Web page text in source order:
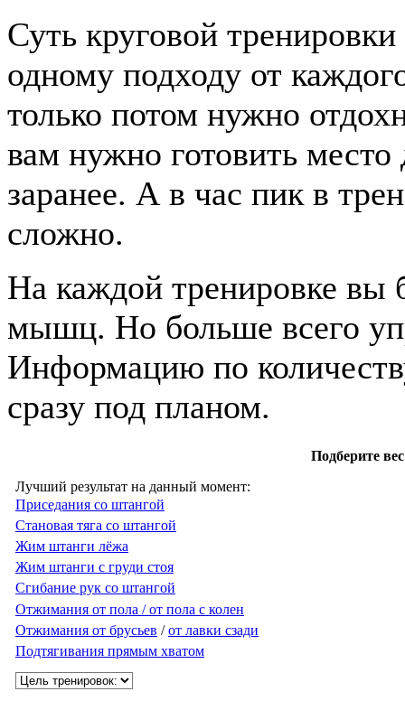
Суть круговой
одному подходу от
только потом нужно
вам нужно готовить
заранее. А в час пик в
сложно.
На каждой тренировке вы
мышц. Но больше всего
Информацию по
сразу под планом.
Подберите
Лучший результат на данный момент:
Приседания со штангой
Становая тяга со штангой
Жим штанги лёжа
Жим штанги с груди стоя
Сгибание рук со штангой
Отжимания от пола / от пола с колен
Отжимания от брусьев /от лавки сзади
Подтягивания прямым хватом